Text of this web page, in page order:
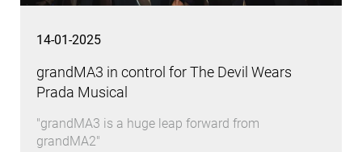
14-01-2025
grandMA3 in control for The Devil Wears
Prada Musical
"grandMA3 is a huge leap forward from
grandMA2"